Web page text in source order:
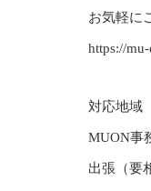
お気軽に
https://
対応地域
MUON事
出張（要